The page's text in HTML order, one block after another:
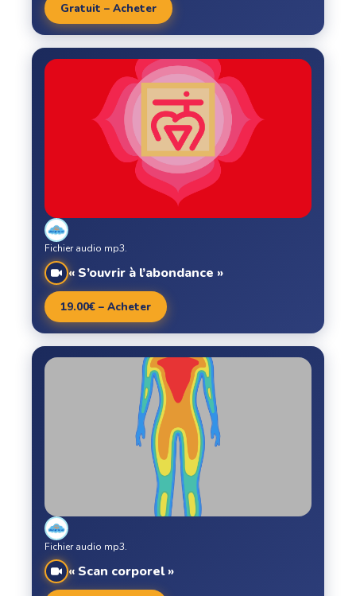
Gratuit – Acheter
« S’ouvrir à l’abondance »
Fichier audio mp3.
19.00€ – Acheter
« Scan corporel »
Fichier audio mp3.